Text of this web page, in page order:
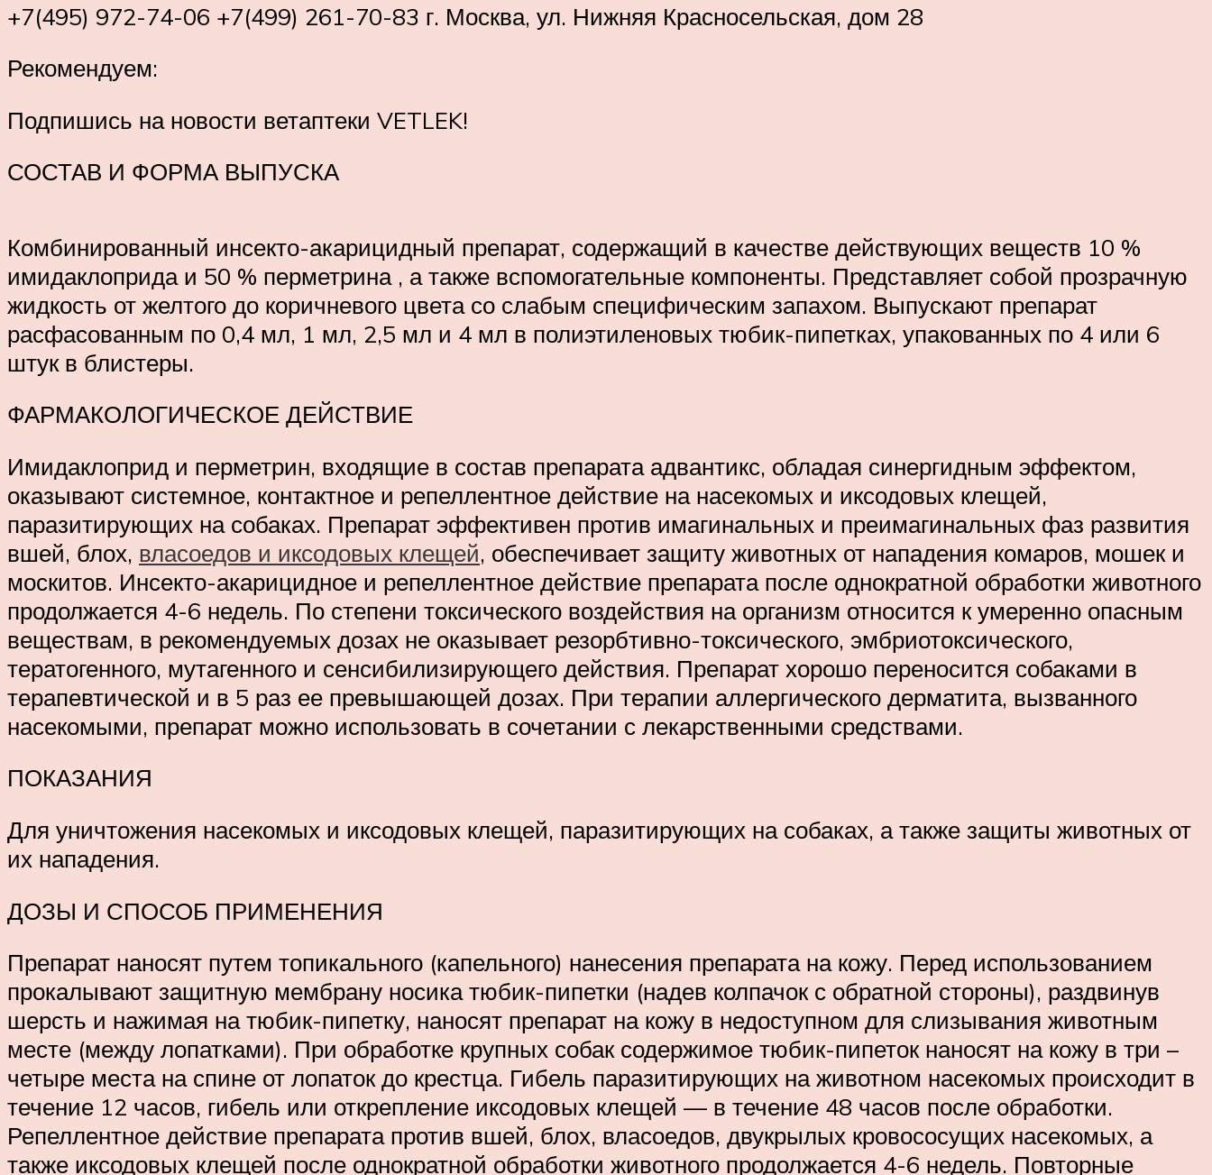
+7(495) 972-74-06 +7(499) 261-70-83 г. Москва, ул. Нижняя Красносельская, дом 28
Рекомендуем:
Подпишись на новости ветаптеки VETLEK!
СОСТАВ И ФОРМА ВЫПУСКА
Комбинированный инсекто-акарицидный препарат, содержащий в качестве действующих веществ 10 %
имидаклоприда и 50 % перметрина , а также вспомогательные компоненты. Представляет собой прозрачную
жидкость от желтого до коричневого цвета со слабым специфическим запахом. Выпускают препарат
расфасованным по 0,4 мл, 1 мл, 2,5 мл и 4 мл в полиэтиленовых тюбик-пипетках, упакованных по 4 или 6
штук в блистеры.
ФАРМАКОЛОГИЧЕСКОЕ ДЕЙСТВИЕ
Имидаклоприд и перметрин, входящие в состав препарата адвантикс, обладая синергидным эффектом,
оказывают системное, контактное и репеллентное действие на насекомых и иксодовых клещей,
паразитирующих на собаках. Препарат эффективен против имагинальных и преимагинальных фаз развития
вшей, блох, власоедов и иксодовых клещей, обеспечивает защиту животных от нападения комаров, мошек и
москитов. Инсекто-акарицидное и репеллентное действие препарата после однократной обработки животного
продолжается 4-6 недель. По степени токсического воздействия на организм относится к умеренно опасным
веществам, в рекомендуемых дозах не оказывает резорбтивно-токсического, эмбриотоксического,
тератогенного, мутагенного и сенсибилизирующего действия. Препарат хорошо переносится собаками в
терапевтической и в 5 раз ее превышающей дозах. При терапии аллергического дерматита, вызванного
насекомыми, препарат можно использовать в сочетании с лекарственными средствами.
ПОКАЗАНИЯ
Для уничтожения насекомых и иксодовых клещей, паразитирующих на собаках, а также защиты животных от
их нападения.
ДОЗЫ И СПОСОБ ПРИМЕНЕНИЯ
Препарат наносят путем топикального (капельного) нанесения препарата на кожу. Перед использованием
прокалывают защитную мембрану носика тюбик-пипетки (надев колпачок с обратной стороны), раздвинув
шерсть и нажимая на тюбик-пипетку, наносят препарат на кожу в недоступном для слизывания животным
месте (между лопатками). При обработке крупных собак содержимое тюбик-пипеток наносят на кожу в три –
четыре места на спине от лопаток до крестца. Гибель паразитирующих на животном насекомых происходит в
течение 12 часов, гибель или открепление иксодовых клещей — в течение 48 часов после обработки.
Репеллентное действие препарата против вшей, блох, власоедов, двукрылых кровососущих насекомых, а
также иксодовых клещей после однократной обработки животного продолжается 4-6 недель. Повторные